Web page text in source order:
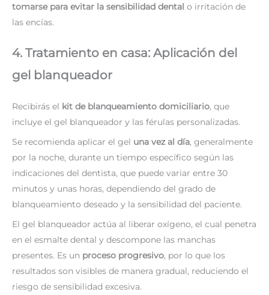
tomarse para evitar la sensibilidad dental o irritación de
las encías.
4. Tratamiento en casa: Aplicación del
gel blanqueador
Recibirás el kit de blanqueamiento domiciliario, que
incluye el gel blanqueador y las férulas personalizadas.
Se recomienda aplicar el gel una vez al día, generalmente
por la noche, durante un tiempo específico según las
indicaciones del dentista, que puede variar entre 30
minutos y unas horas, dependiendo del grado de
blanqueamiento deseado y la sensibilidad del paciente.
El gel blanqueador actúa al liberar oxígeno, el cual penetra
en el esmalte dental y descompone las manchas
presentes. Es un proceso progresivo, por lo que los
resultados son visibles de manera gradual, reduciendo el
riesgo de sensibilidad excesiva.